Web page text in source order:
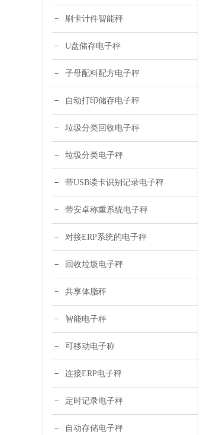
刷卡计件智能秤
U盘储存电子秤
子母配料配方电子秤
自动打印储存电子秤
垃圾分类回收电子秤
垃圾分类电子秤
带USB读卡识别记录电子秤
带安卓称重系统电子秤
对接ERP系统的电子秤
回收垃圾电子秤
共享体脂秤
智能电子秤
可移动电子称
连接ERP电子秤
定时记录电子秤
自动存储电子秤